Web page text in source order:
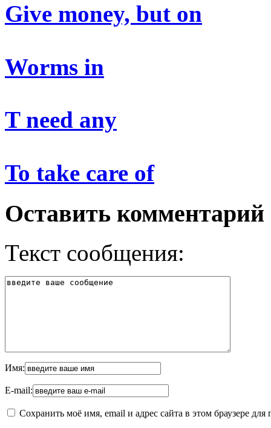
Give money, but on
Worms in
T need any
To take care of
Оставить комментарий
Текст сообщения:
Имя:
E-mail:
Сохранить моё имя, email и адрес сайта в этом браузере